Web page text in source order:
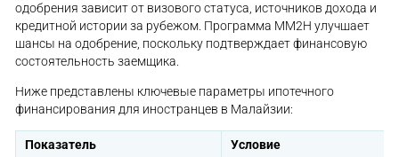
одобрения зависит от визового статуса, источников дохода и
кредитной истории за рубежом. Программа MM2H улучшает
шансы на одобрение, поскольку подтверждает финансовую
состоятельность заемщика.
Ниже представлены ключевые параметры ипотечного
финансирования для иностранцев в Малайзии:
Показатель Условие